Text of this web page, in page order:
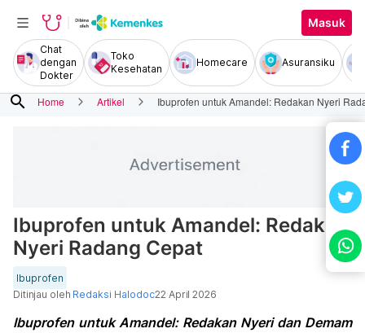
Masuk
Chat
dengan
Dokter
Toko
Kesehatan
Homecare Asuransiku
search Home Artikel Ibuprofen untuk Amandel: Redakan Nyeri
Ibuprofen untuk Amandel: Redakan
Nyeri Radang Cepat
Ibuprofen
Ditinjau oleh Redaksi Halodoc22 April 2026
Ibuprofen untuk Amandel: Redakan Nyeri dan Demam